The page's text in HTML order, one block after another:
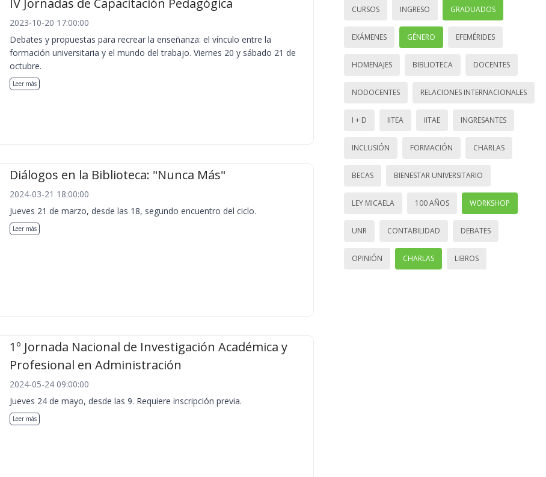
2023-10-20 17:00:00
Debates y propuestas para recrear la enseñanza: el vínculo entre la
formación universitaria y el mundo del trabajo. Viernes 20 y sábado 21 de
octubre.
Leer más
Diálogos en la Biblioteca: "Nunca Más"
2024-03-21 18:00:00
Jueves 21 de marzo, desde las 18, segundo encuentro del ciclo.
Leer más
1º Jornada Nacional de Investigación Académica y
Profesional en Administración
2024-05-24 09:00:00
Jueves 24 de mayo, desde las 9. Requiere inscripción previa.
Leer más
CURSOS INGRESO GRADUADOS
EXÁMENES GÉNERO EFEMÉRIDES
HOMENAJES BIBLIOTECA DOCENTES
NODOCENTES RELACIONES INTERNACIONALES
I + D IITEA IITAE INGRESANTES
INCLUSIÓN FORMACIÓN CHARLAS
BECAS BIENESTAR UNIVERSITARIO
LEY MICAELA 100 AÑOS WORKSHOP
UNR CONTABILIDAD DEBATES
OPINIÓN CHARLAS LIBROS